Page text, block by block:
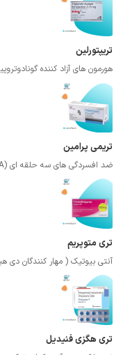
تریپتورلین
هورمون های آزاد کننده
تریمی پرامین
ضد افسردگی های سه حلقه ای (TCA)
تری متوپریم
آنتی بیوتیک ( مهار کنندگان دی
تری هگزی فنیدیل